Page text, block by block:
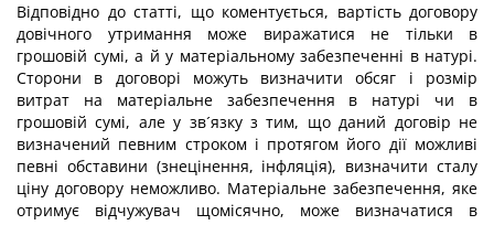
Відповідно до статті, що коментується, вартість договору
довічного утримання може виражатися не тільки в
грошовій сумі, а й у матеріальному забезпеченні в натурі.
Сторони в договорі можуть визначити обсяг і розмір
витрат на матеріальне забезпечення в натурі чи в
грошовій сумі, але у зв´язку з тим, що даний договір не
визначений певним строком і протягом його дії можливі
певні обставини (знецінення, інфляція), визначити сталу
ціну договору неможливо. Матеріальне забезпечення, яке
отримує відчужувач щомісячно, може визначатися в